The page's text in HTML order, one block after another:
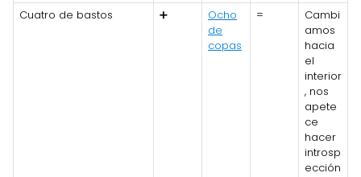
Cuatro de bastos
➕
Ocho
de
copas
=
Cambi
amos
hacia
el
interior
, nos
apete
ce
hacer
introsp
ección